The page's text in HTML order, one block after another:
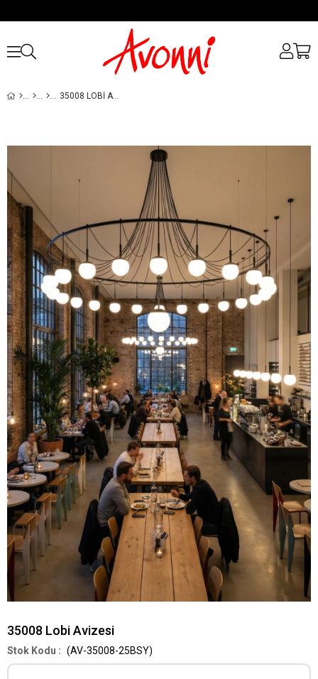
35008 LOBI AVIZESI
35008 Lobi Avizesi
(AV-35008-25BSY)